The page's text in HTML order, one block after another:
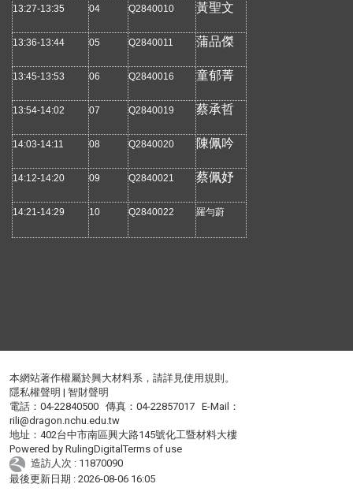
13:27-13:35 04 Q2840010 黃聖文
13:36-13:44 05 Q2840011 蒲品傑
13:45-13:53 06 Q2840016 童郁菁
13:54-14:02 07 Q2840019 蔡承哲
14:03-14:11 08 Q2840020 陳佩吟
14:12-14:20 09 Q2840021 蔡佩妤
14:21-14:29 10 Q2840022 羅勻蔚
本網站著作權屬於興大材料系，請詳見使用規則 。
隱私權聲明 |智財聲明
電話：04-22840500 傳真：04-22857017 E-Mail：
rili@dragon.nchu.edu.tw
地址：402台中市南區興大路145號化工暨材料大樓
Powered byRulingDigitalTerms of use
造訪人次 : 11870090
最後更新日期 :2026-08-06 16:05